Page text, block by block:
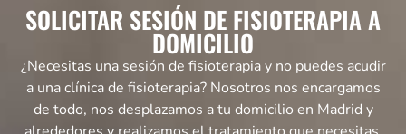
SOLICITAR SESIÓN DE FISIOTERAPIA A
DOMICILIO
¿Necesitas una sesión de fisioterapia y no puedes acudir
a una clínica de fisioterapia? Nosotros nos encargamos
de todo, nos desplazamos a tu domicilio en Madrid y